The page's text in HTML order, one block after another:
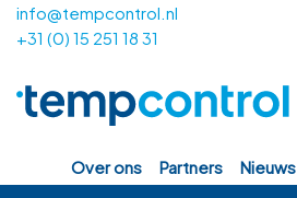
info@tempcontrol.nl
+31 (0) 15 251 18 31
over ons partners nieuws